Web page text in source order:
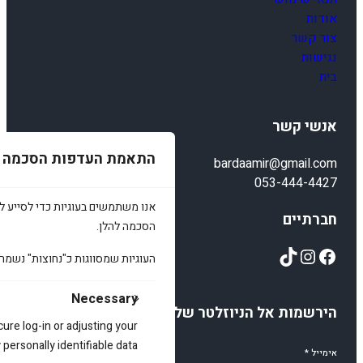
התאמת העדפות הסכמה
אנו משתמשים בעוגיות כדי לסייע
הסכמה להלן.
העוגיות שמסווגות כ"נחוצות"
Necessary
log-in or adjusting your
identifiable data.
אודות
צור קשר
נגישות
בית
אנשי קשר
bardaamir@gmail.com
053-444-4427
חברתיים
Facebook
Instagram
TikTok
הירשמות אל הניוזלטר שלנו
אימייל*